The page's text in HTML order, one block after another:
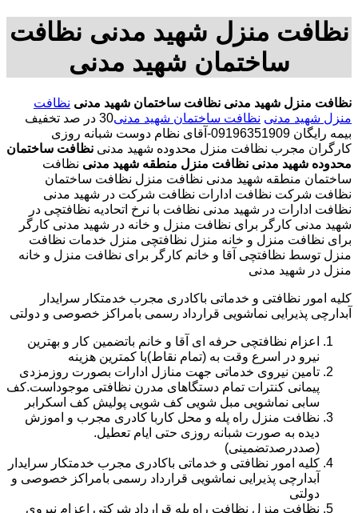
نظافت منزل شهید مدنی نظافت
ساختمان شهید مدنی
نظافت منزل شهید مدنی نظافت ساختمان شهید مدنی نظافت
منزل شهید مدنی نظافت ساختمان شهید مدنی
30 در صد تخفیف
بیمه رایگان 09196351909-آقای نظام دوست شبانه روزی
کارگران مجرب نظافت منزل محدوده شهید مدنی نظافت ساختمان
محدوده شهید مدنی نظافت منزل منطقه شهید مدنی نظافت
ساختمان منطقه شهید مدنی نظافت منزل نظافت ساختمان
نظافت شرکت نظافت ادارات نظافت شرکت در شهید مدنی
نظافت ادارات در شهید مدنی نظافت با نرخ اتحادیه نظافتچی در
شهید مدنی کارگر برای نظافت منزل و خانه در شهید مدنی کارگر
برای نظافت منزل و خانه منزل نظافتچی منزل خدمات نظافت
منزل توسط نظافتچی آقا و خانم کارگر برای نظافت منزل و خانه
منزل در شهید مدنی
کلیه امور نظافتی و خدماتی باکادری مجرب خدمتکار سرایدار
آبدارچی پذیرایی نماشویی قرارداد رسمی بامراکز خصوصی و دولتی
اعزام نظافتچی حرفه ای آقا و خانم باتضمین کار و بهترین
نیرو در اسرع وقت به (تمام نقاط)با کمترین هزینه
تامین نیروی خدماتی جهت منازل ادارات بصورت روزمزدی
پیمانی کنترات تمام دستگاهای مدرن نظافتی موجوداست.کف
سابی نماشویی مبل شویی کف شویی پولیش کف اسکرابر
نظافت منزل راه پله و محل کاربا کادری مجرب و اموزش
دیده به صورت شبانه روزی حتی ایام تعطیل.
(صددرصدتضمینی)
کلیه امور نظافتی و خدماتی باکادری مجرب خدمتکار سرایدار
آبدارچی پذیرایی نماشویی قرارداد رسمی بامراکز خصوصی و
دولتی
نظافت منزل نظافت راه پله قرارداد شرکتی اعزام نیروی